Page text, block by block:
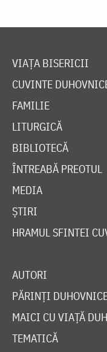
VIAȚA BISERICII
CUVINTE
FAMILIE
LITURGICĂ
BIBLIOTECĂ
ÎNTREABĂ PREOTUL
MEDIA
ȘTIRI
HRAMUL SFINTEI
AUTORI
PĂRINȚI
MAICI CU VIAȚĂ
TEMATICĂ